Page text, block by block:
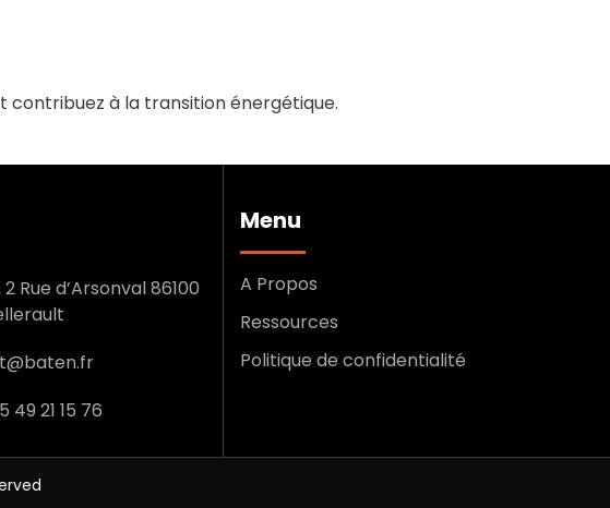
contribuez à la transition énergétique.
Rue d’Arsonval 86100
49 21 15 76
Menu
A Propos
Ressources
Politique de confidentialité